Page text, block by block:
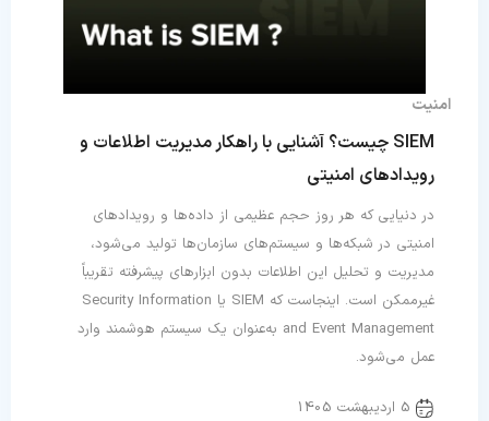
SIEM چیست؟ آشنایی با راهکار مدیریت اطلاعات و
رویدادهای امنیتی
در دنیایی که هر روز حجم عظیمی از داده‌ها و رویدادهای
امنیتی در شبکه‌ها و سیستم‌های سازمان‌ها تولید می‌شود،
مدیریت و تحلیل این اطلاعات بدون ابزارهای پیشرفته تقریباً
غیرممکن است. اینجاست که SIEM یا Security Information
and Event Management به‌عنوان یک سیستم هوشمند وارد
عمل می‌شود.
امنیت
5 اردیبهشت 1405